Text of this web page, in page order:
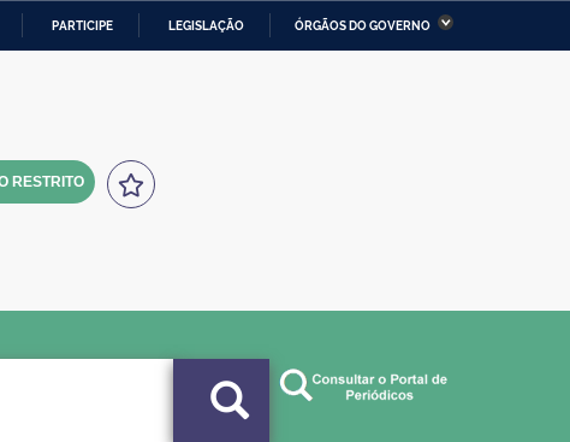
PARTICIPE LEGISLAÇÃO ÓRGÃOS DO GOVERNO
Ministério da Economia Ministério da Infraestrutura
RESTRITO